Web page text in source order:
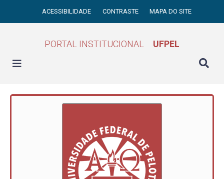
ACESSIBILIDADE CONTRASTE MAPA DO SITE
PORTAL INSTITUCIONAL UFPEL